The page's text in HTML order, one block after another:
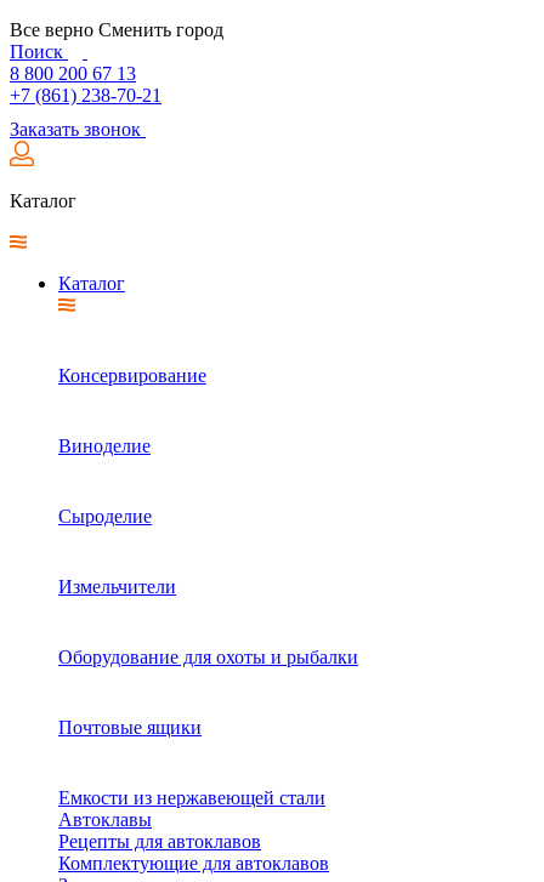
Все верно Сменить город
Поиск
8 800 200 67 13
+7 (861) 238-70-21
Заказать звонок
Каталог
Каталог
Консервирование
Виноделие
Сыроделие
Измельчители
Оборудование для охоты и рыбалки
Почтовые ящики
Емкости из нержавеющей стали
Автоклавы
Рецепты для автоклавов
Комплектующие для автоклавов